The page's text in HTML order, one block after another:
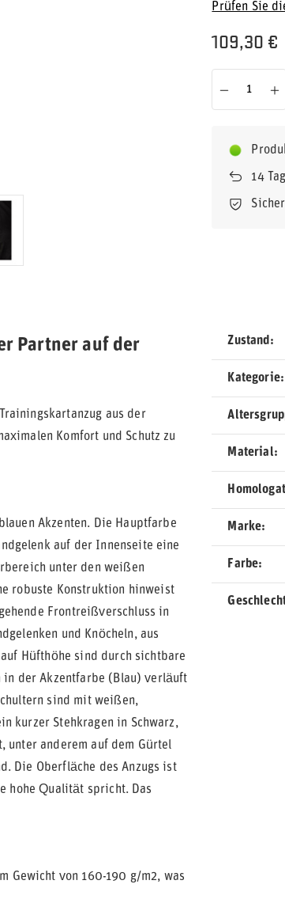
Prüfen Sie
109,30 €
14
Partner auf der
aus der
Komfort und Schutz zu
Akzenten. Die Hauptfarbe
auf der Innenseite eine
unter den weißen
robuste Konstruktion hinweist
Frontreißverschluss in
und Knöcheln, aus
Hüfthöhe sind durch sichtbare
in der Akzentfarbe (Blau) verläuft
sind mit weißen,
kurzer Stehkragen in Schwarz,
unter anderem auf dem Gürtel
Die Oberfläche des Anzugs ist
hohe Qualität spricht. Das
Gewicht von 160-190 g/m2, was
Zustand
Kategorie
Material
Marke
Farbe